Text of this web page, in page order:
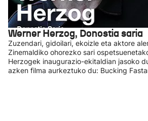
Werner Herzog, Donostia saria
Zuzendari, gidoilari, ekoizle eta aktore
Zinemaldiko ohorezko sari
Herzogek inaugurazio-ekitaldian jasoko
azken filma aurkeztuko du: Bucking